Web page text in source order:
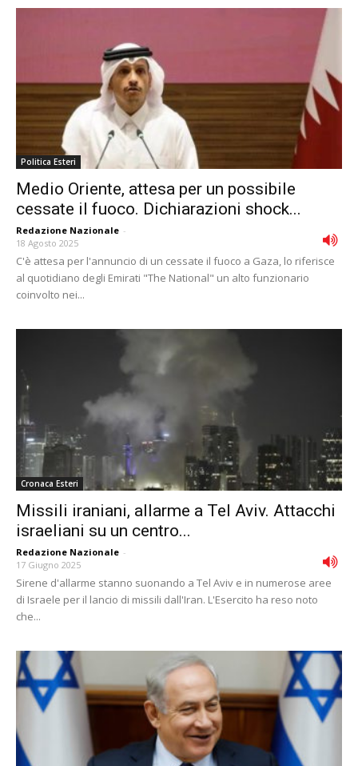
Politica Esteri
Medio Oriente, attesa per un possibile
cessate il fuoco. Dichiarazioni shock...
Redazione Nazionale -
18 Agosto 2025
C'è attesa per l'annuncio di un cessate il fuoco a Gaza, lo riferisce
al quotidiano degli Emirati "The National" un alto funzionario
coinvolto nei...
Cronaca Esteri
Missili iraniani, allarme a Tel Aviv. Attacchi
israeliani su un centro...
Redazione Nazionale -
17 Giugno 2025
Sirene d'allarme stanno suonando a Tel Aviv e in numerose aree
di Israele per il lancio di missili dall'Iran. L'Esercito ha reso noto
che...